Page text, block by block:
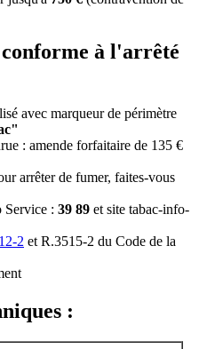
à l'arrêté
avec marqueur de périmètre
: amende forfaitaire de 135 €
arrêter de fumer, faites-vous
Service : 39 89 et site tabac-info-
2 et R.3515-2 du Code de la
: